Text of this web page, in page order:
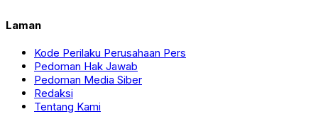
Laman
Kode Perilaku Perusahaan Pers
Pedoman Hak Jawab
Pedoman Media Siber
Redaksi
Tentang Kami